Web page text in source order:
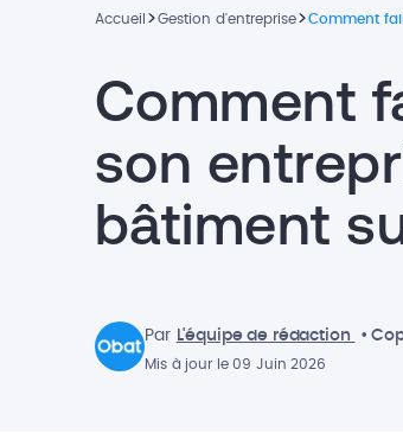
Accueil >Gestion d'entreprise>Comment
Comment
son
bâtiment
Par L'équipe de rédaction •
Mis à jour le 09 Juin 2026